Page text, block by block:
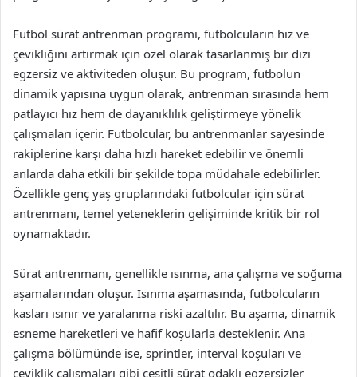
Futbol sürat antrenman programı, futbolcuların hız ve
çevikliğini artırmak için özel olarak tasarlanmış bir dizi
egzersiz ve aktiviteden oluşur. Bu program, futbolun
dinamik yapısına uygun olarak, antrenman sırasında hem
patlayıcı hız hem de dayanıklılık geliştirmeye yönelik
çalışmaları içerir. Futbolcular, bu antrenmanlar sayesinde
rakiplerine karşı daha hızlı hareket edebilir ve önemli
anlarda daha etkili bir şekilde topa müdahale edebilirler.
Özellikle genç yaş gruplarındaki futbolcular için sürat
antrenmanı, temel yeteneklerin gelişiminde kritik bir rol
oynamaktadır.
Sürat antrenmanı, genellikle ısınma, ana çalışma ve soğuma
aşamalarından oluşur. Isınma aşamasında, futbolcuların
kasları ısınır ve yaralanma riski azaltılır. Bu aşama, dinamik
esneme hareketleri ve hafif koşularla desteklenir. Ana
çalışma bölümünde ise, sprintler, interval koşuları ve
çeviklik çalışmaları gibi çeşitli sürat odaklı egzersizler